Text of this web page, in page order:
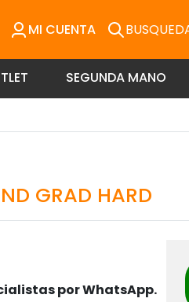
MI CUENTA
SEGUNDA MANO
GRAD HARD
por WhatsApp.